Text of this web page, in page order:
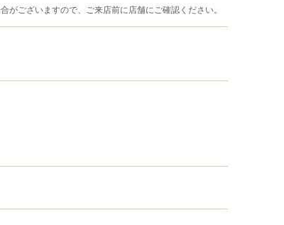
がございますので、ご来店前に店舗にご確認ください。